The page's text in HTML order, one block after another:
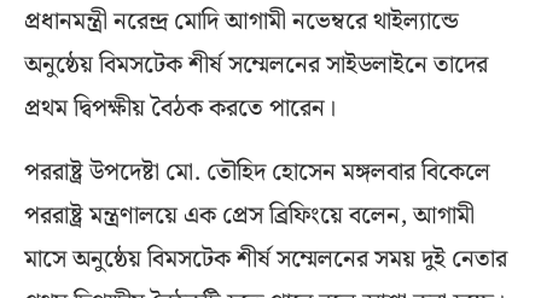
প্রধানমন্ত্রী নরেন্দ্র মোদি আগামী নভেম্বরে থাইল্যান্ডে
অনুষ্ঠেয় বিমসটেক শীর্ষ সম্মেলনের সাইডলাইনে তাদের
প্রথম দ্বিপক্ষীয় বৈঠক করতে পারেন।
পররাষ্ট্র উপদেষ্টা মো. তৌহিদ হোসেন মঙ্গলবার বিকেলে
পররাষ্ট্র মন্ত্রণালয়ে এক প্রেস ব্রিফিংয়ে বলেন, আগামী
মাসে অনুষ্ঠেয় বিমসটেক শীর্ষ সম্মেলনের সময় দুই নেতার